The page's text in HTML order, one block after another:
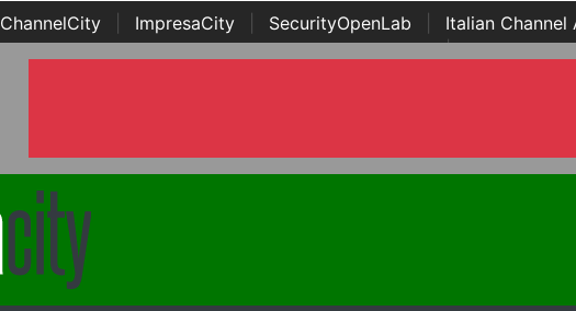
ChannelCity ImpresaCity SecurityOpenLab Italian Channel
Awards | ...